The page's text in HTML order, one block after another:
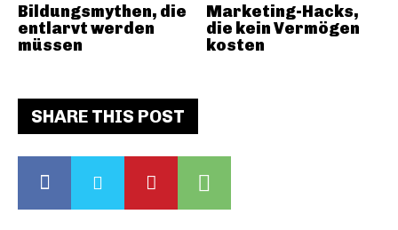
SHARE THIS POST
Bildungsmythen, die
entlarvt werden
müssen
Marketing-Hacks,
die kein Vermögen
kosten